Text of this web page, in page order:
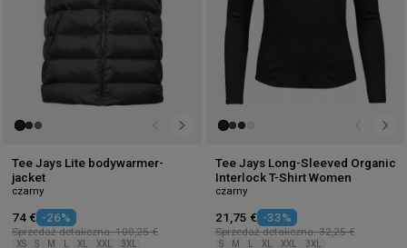
Tee Jays Lite bodywarmer-
jacket
czarny
74 € -26%
Sprzedaż detaliczna: 100,25 €
XS S M XL XXL 3XL
Tee Jays Long-Sleeved Organic
Interlock T-Shirt Women
czarny
21,75 € -33%
Sprzedaż detaliczna: 32,25 €
S M XL XXL 3XL